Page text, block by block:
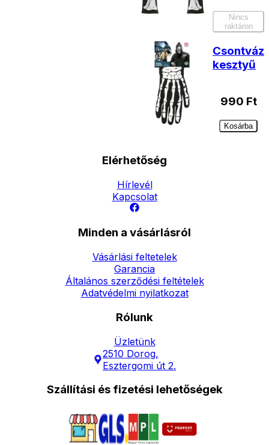
Nincs
raktáron
Csontváz
kesztyű
990 Ft
Kosárba
Elérhetőség
Hírlevél
Kapcsolat
Minden a vásárlásról
Vásárlási feltetelek
Garancia
Általános szerződési feltételek
Adatvédelmi nyilatkozat
Rólunk
Üzletünk
2510 Dorog,
Esztergomi út 2.
Szállítási és fizetési lehetőségek